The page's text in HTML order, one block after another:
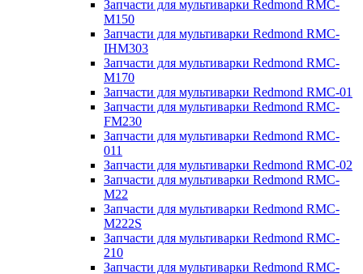
Запчасти для мультиварки Redmond RMC-
M150
Запчасти для мультиварки Redmond RMC-
IHM303
Запчасти для мультиварки Redmond RMC-
M170
Запчасти для мультиварки Redmond RMC-01
Запчасти для мультиварки Redmond RMC-
FM230
Запчасти для мультиварки Redmond RMC-
011
Запчасти для мультиварки Redmond RMC-02
Запчасти для мультиварки Redmond RMC-
M22
Запчасти для мультиварки Redmond RMC-
M222S
Запчасти для мультиварки Redmond RMC-
210
Запчасти для мультиварки Redmond RMC-